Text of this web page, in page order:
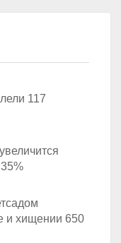
117
и хищении 650